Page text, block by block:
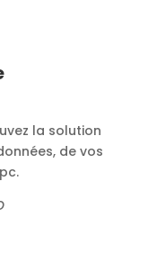
la solution
de vos